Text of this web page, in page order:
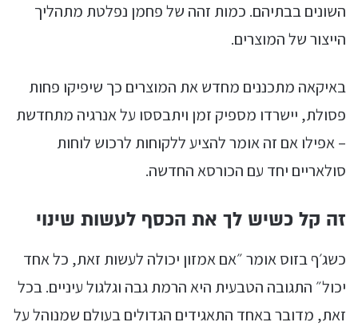
השונים בבתיהם. כמות זהה של פחמן נפלטת מתהליך
הייצור של המוצרים.
באיקאה מתכננים מחדש את המוצרים כך שיפיקו פחות
פסולת, יישרדו מספיק זמן ויתבססו על אנרגיה מתחדשת
– אפילו אם זה אומר להציע ללקוחות לרכוש לוחות
סולאריים יחד עם הכורסא החדשה.
זה קל כשיש לך את הכסף לעשות שינוי
כשג׳ף בזוס אומר ״אם אמזון יכולה לעשות זאת, כל אחד
יכול״ התגובה הטבעית היא הרמת גבה וגלגול עיניים. בכל
זאת, מדובר באחד התאגידים הגדולים בעולם שמנוהל על